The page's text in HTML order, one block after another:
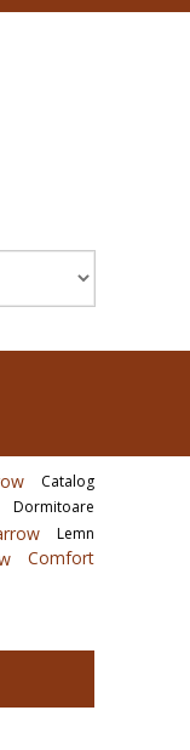
Catalog
Dormitoare
Lemn
Comfort